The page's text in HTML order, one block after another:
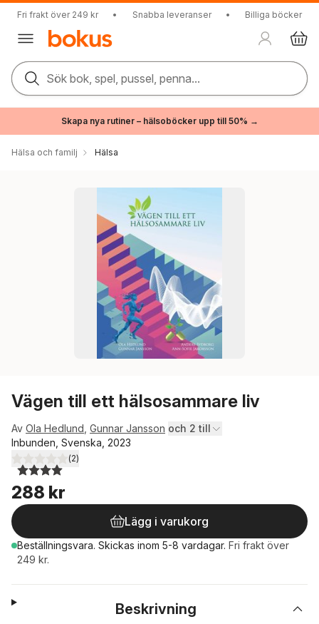
Fri frakt över 249 kr • Snabba leveranser • Billiga böcker
Sök bok, spel, pussel, penna...
Skapa nya rutiner – hälsoböcker upp till 50% →
Hälsa och familj Hälsa
Vägen till ett hälsosammare liv
Av Ola Hedlund Gunnar Jansson och 2 till
Inbunden, Svenska, 2023
4,0utav 5 stjärnor. Totalt antal röster:
(2)
288 kr
Lägg i varukorg
Beställningsvara. Skickas inom 5-8 vardagar. Fri frakt över
249 kr.
Beskrivning